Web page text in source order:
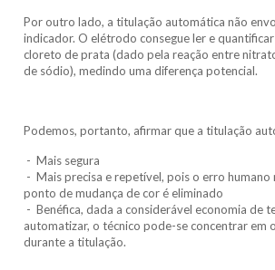
Por outro lado, a titulação automática não
indicador. O elétrodo consegue ler e
cloreto de prata (dado pela reação entre
de sódio), medindo uma diferença potencial.
Podemos, portanto, afirmar que a titulação
- Mais segura
- Mais precisa e repetível, pois o erro humano
ponto de mudança de cor é eliminado
- Benéfica, dada a considerável economia de
automatizar, o técnico pode-se concentrar em
durante a titulação.